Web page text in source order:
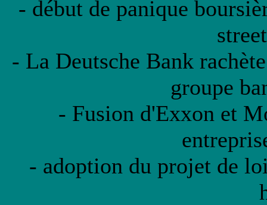
- début de panique
- La Deutsche Bank
groupe
- Fusion d'Exxon et
- adoption du projet de